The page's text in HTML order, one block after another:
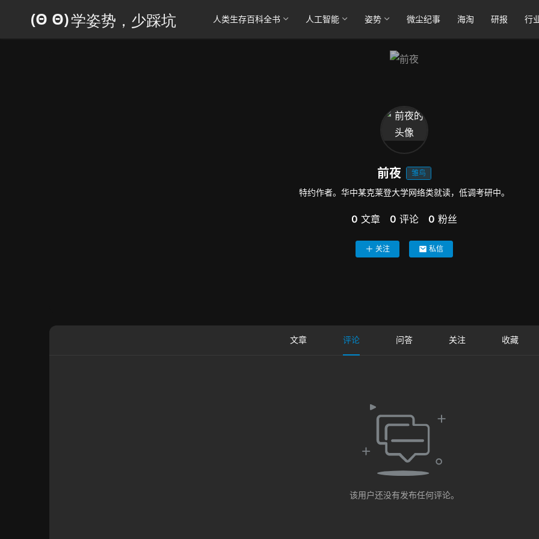
人类生存百科全书 人工智能 姿势 微尘纪事 海淘 研报 行
前夜 雏鸟
特约作者。华中某克莱登大学网络类就读，低调考研中。
0 文章 0 评论 0 粉丝
关注 私信
文章 评论 问答 关注 收藏
该用户还没有发布任何评论。